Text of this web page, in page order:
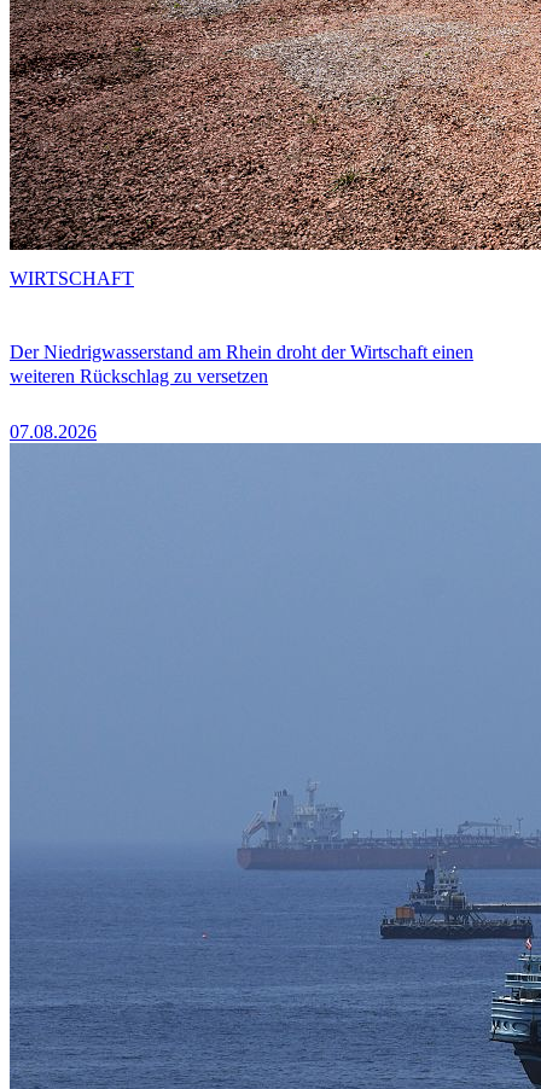
Der Niedrigwasserstand am Rhein droht der Wirtschaft einen
weiteren Rückschlag zu versetzen
07.08.2026
WIRTSCHAFT